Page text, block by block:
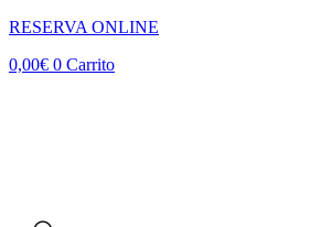
RESERVA ONLINE
0,00€ 0 Carrito